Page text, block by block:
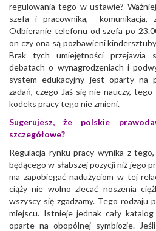
regulowania tego w ustawie?
szefa i pracownika, komunikacja,
Odbieranie telefonu od szefa po
on czy ona są pozbawieni
Brak tych umiejętności przejawia
debatach o wynagrodzeniach i
system edukacyjny jest oparty na
zadań, czego Jaś się nie nauczy,
kodeks pracy tego nie zmieni.
Sugerujesz, że polskie
szczegółowe?
Regulacja rynku pracy wynika z
będącego w słabszej pozycji niż jego
ma zapobiegać nadużyciom w tej
ciąży nie wolno zlecać noszenia
wszyscy się zgadzamy. Tego rodzaju
miejscu. Istnieje jednak cały
oparte na obopólnej symbiozie.